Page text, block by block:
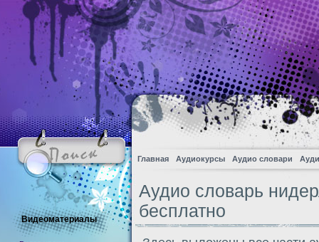
Главная Аудиокурсы Аудио словари
Аудио словарь
бесплатно
Видеоматериалы